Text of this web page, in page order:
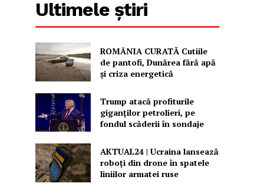
Ultimele știri
ROMÂNIA CURATĂ Cutiile
de pantofi, Dunărea fără apă
și criza energetică
Trump atacă profiturile
giganților petrolieri, pe
fondul scăderii în sondaje
AKTUAL24 | Ucraina lansează
roboți din drone în spatele
liniilor armatei ruse